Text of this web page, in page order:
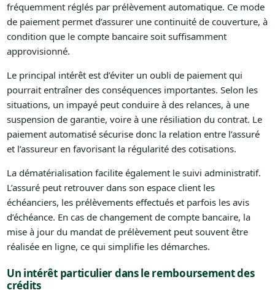
fréquemment réglés par prélèvement automatique. Ce mode
de paiement permet d’assurer une continuité de couverture, à
condition que le compte bancaire soit suffisamment
approvisionné.
Le principal intérêt est d’éviter un oubli de paiement qui
pourrait entraîner des conséquences importantes. Selon les
situations, un impayé peut conduire à des relances, à une
suspension de garantie, voire à une résiliation du contrat. Le
paiement automatisé sécurise donc la relation entre l’assuré
et l’assureur en favorisant la régularité des cotisations.
La dématérialisation facilite également le suivi administratif.
L’assuré peut retrouver dans son espace client les
échéanciers, les prélèvements effectués et parfois les avis
d’échéance. En cas de changement de compte bancaire, la
mise à jour du mandat de prélèvement peut souvent être
réalisée en ligne, ce qui simplifie les démarches.
Un intérêt particulier dans le remboursement des
crédits